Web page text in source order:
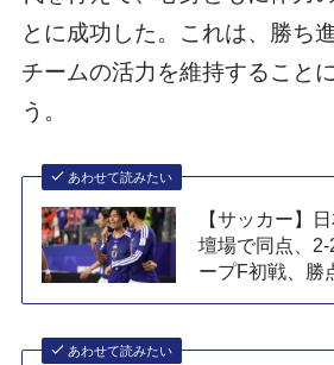
とに成功した。これは、勝ち
チームの活力を維持すること
う。
あわせて読みたい
【サッカー】
壇場で同点、
ープF初戦、勝
あわせて読みたい